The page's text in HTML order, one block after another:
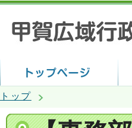
トップ